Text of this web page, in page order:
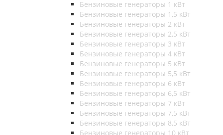
Бензиновые генераторы 1 кВт
Бензиновые генераторы 1,5 кВт
Бензиновые генераторы 2 кВт
Бензиновые генераторы 2,5 кВт
Бензиновые генераторы 3 кВт
Бензиновые генераторы 4 кВт
Бензиновые генераторы 5 кВт
Бензиновые генераторы 5,5 кВт
Бензиновые генераторы 6 кВт
Бензиновые генераторы 6,5 кВт
Бензиновые генераторы 7 кВт
Бензиновые генераторы 7,5 кВт
Бензиновые генераторы 8,5 кВт
Бензиновые генераторы 10 кВт